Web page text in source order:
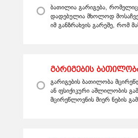
თვალთმაქცური
ბათილია გარიგება, რომელიც
დადებულია მხოლოდ
იმ განზრახვის გარეშე, რომ
გარიგების
გარიგების ბათილობა
ან ფსიქიკური აშლილობის
მცირეწლოვნის მიერ ნების